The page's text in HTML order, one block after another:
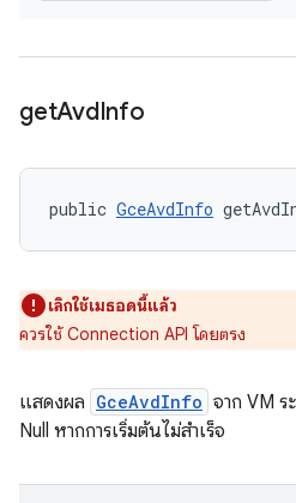
getAvdInfo
public GceAvdInfo
เลิกใช้เมธอดนี้แล้ว
ควรใช้ Connection API โดยตรง
แสดงผล GceAvdInfo จาก VM
Null หากการเริ่มต้นไม่สำเร็จ